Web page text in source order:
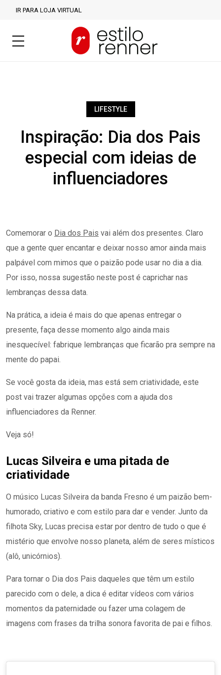
IR PARA LOJA VIRTUAL
LIFESTYLE
Inspiração: Dia dos Pais
especial com ideias de
influenciadores
Comemorar o Dia dos Pais vai além dos presentes. Claro
que a gente quer encantar e deixar nosso amor ainda mais
palpável com mimos que o paizão pode usar no dia a dia.
Por isso, nossa sugestão neste post é caprichar nas
lembranças dessa data.
Na prática, a ideia é mais do que apenas entregar o
presente, faça desse momento algo ainda mais
inesquecível: fabrique lembranças que ficarão pra sempre na
mente do papai.
Se você gosta da ideia, mas está sem criatividade, este
post vai trazer algumas opções com a ajuda dos
influenciadores da Renner.
Veja só!
Lucas Silveira e uma pitada de
criatividade
O músico Lucas Silveira da banda Fresno é um paizão bem-
humorado, criativo e com estilo para dar e vender. Junto da
filhota Sky, Lucas precisa estar por dentro de tudo o que é
mistério que envolve nosso planeta, além de seres místicos
(alô, unicórnios).
Para tornar o Dia dos Pais daqueles que têm um estilo
parecido com o dele, a dica é editar vídeos com vários
momentos da paternidade ou fazer uma colagem de
imagens com frases da trilha sonora favorita de pai e filhos.